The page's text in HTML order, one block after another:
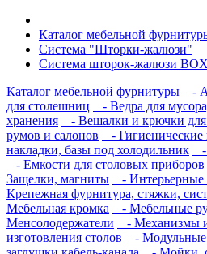
Каталог мебельной
Система "Шторки-жалюзи"
Система шторок-жалюзи
Каталог мебельной фурнитуры
-
для столешниц
- Ведра для
хранения
- Вешалки и крючки
румов и салонов
-
накладки, базы под холодильник
-
- Емкости для столовых приборов
Защелки, магниты
- Интерьерные
Крепежная фурнитура, стяжки,
Мебельная кромка
- Мебельные
Менсолодержатели
- Механизмы
изготовления столов
- Модульные